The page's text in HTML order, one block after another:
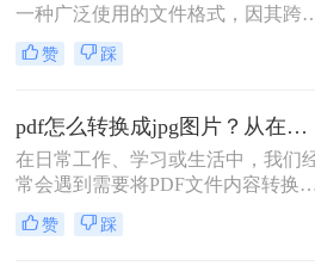
一种广泛使用的文件格式，因其跨
台、保持文档格式不变的特点而受到
用户的喜爱。但在某些情况下，我们
式，以便更方便地进行编辑、分享或
嵌入到其他文档中。那么如何免费将
pdf转换成图片呢？本文将介绍几种
费将PDF转换成图片的方法，并详细
解释其操作步骤和注意事项。
赞 踩
pdf怎么转换成jpg图片？从在线工具到专业软件，总有一款适合你！
在日常工作、学习或生活中，我们
常会遇到需要将PDF文件内容转换为
JPG图片的场景。或许是希望将一份
报告中的图表插入PPT演示，或许是
赞 踩